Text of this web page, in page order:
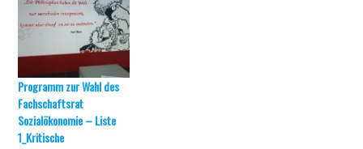
Programm zur Wahl des
Fachschaftsrat
Sozialökonomie – Liste
1_Kritische